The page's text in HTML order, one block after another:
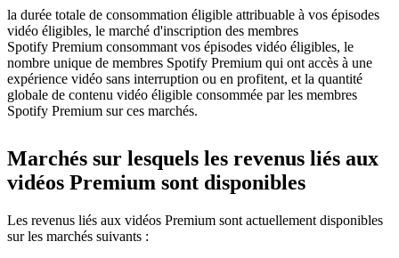
la durée totale de consommation éligible attribuable à vos épisodes
vidéo éligibles, le marché d'inscription des membres
Spotify Premium consommant vos épisodes vidéo éligibles, le
nombre unique de membres Spotify Premium qui ont accès à une
expérience vidéo sans interruption ou en profitent, et la quantité
globale de contenu vidéo éligible consommée par les membres
Spotify Premium sur ces marchés.
Marchés sur lesquels les revenus liés aux
vidéos Premium sont disponibles
Les revenus liés aux vidéos Premium sont actuellement disponibles
sur les marchés suivants :